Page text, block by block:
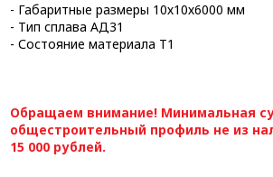
- Габаритные размеры 10х10х6000 мм
- Тип сплава АД31
- Состояние материала Т1
Обращаем внимание! Минимальная
общестроительный профиль не из
15 000 рублей.